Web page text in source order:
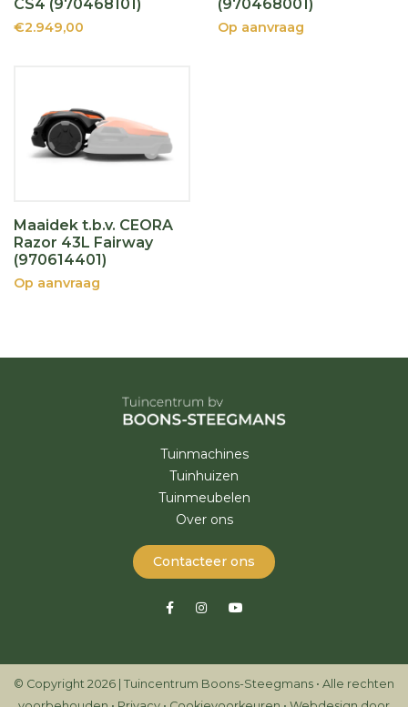
CS4 (970468101)
€2.949,00
(970468001)
Op aanvraag
Maaidek t.b.v. CEORA
Razor 43L Fairway
(970614401)
Op aanvraag
Tuinmachines
Tuinhuizen
Tuinmeubelen
Over ons
Contacteer ons
© Copyright 2026 | Tuincentrum Boons-Steegmans • Alle rechten